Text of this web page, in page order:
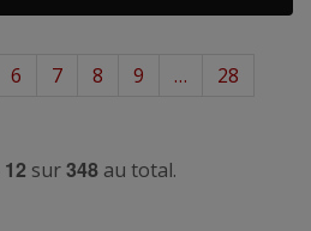
6 7 8 9 …
28
12 sur348 au total.